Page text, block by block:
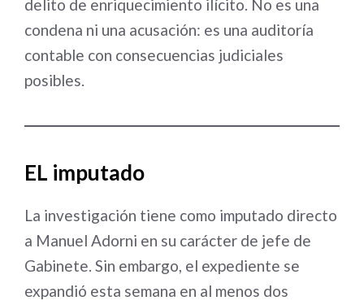
delito de enriquecimiento ilícito. No es una
condena ni una acusación: es una auditoría
contable con consecuencias judiciales
posibles.
EL imputado
La investigación tiene como imputado directo
a Manuel Adorni en su carácter de jefe de
Gabinete. Sin embargo, el expediente se
expandió esta semana en al menos dos